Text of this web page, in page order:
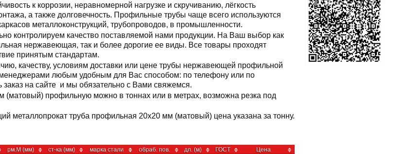
к коррозии, неравномерной нагрузке и скручиванию, лёгкость
а также долговечность. Профильные трубы чаще всего используются
металлоконструкций, трубопроводов, в промышленности.
контролируем качество поставляемой нами продукции. На Ваш выбор как
нержавеющая, так и более дорогие ее виды. Все товары проходят
принятым стандартам.
качеству, условиям доставки или цене трубы нержавеющей профильной
любым удобным для Вас способом: по телефону или по
на сайте и мы обязательно с Вами свяжемся.
профильную можно в тоннах или в метрах, возможна резка под
металлопрокат труба профильная 20x20 мм (матовый) цена указана за тонну.
рм.М (мм) ст-ка (мм) марка стали обраб. пов. дл. (м) ГОСТ Цена